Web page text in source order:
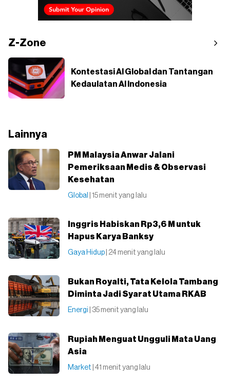
Z-Zone
Kontestasi AI Global dan Tantangan
Kedaulatan AI Indonesia
Lainnya
PM Malaysia Anwar Jalani
Pemeriksaan Medis & Observasi
Kesehatan
Global | 15 menit yang lalu
Inggris Habiskan Rp3,6 M untuk
Hapus Karya Banksy
Gaya Hidup | 24 menit yang lalu
Bukan Royalti, Tata Kelola Tambang
Diminta Jadi Syarat Utama RKAB
Energi | 35 menit yang lalu
Rupiah Menguat Ungguli Mata Uang
Asia
Market | 41 menit yang lalu